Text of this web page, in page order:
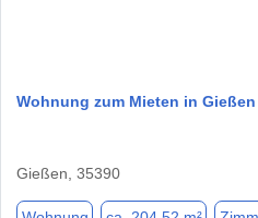
Wohnung zum Mieten in Gießen
Gießen, 35390